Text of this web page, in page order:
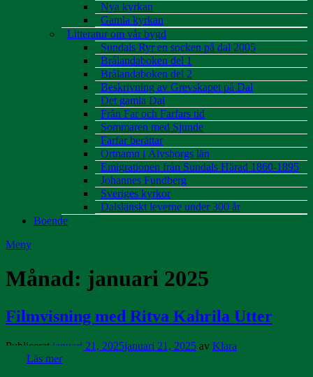
Nya kyrkan
Gamla kyrkan
Litteratur om vår bygd
Sundals Ryr en socken på dal 2005
Brålandaboken del 1
Brålandaboken del 2
Beskrivning av Grevskapet på Dal
Det gamla Dal
Från Far och Farfars tid
Sommaren med Sjunde
Farfar berättar
Ortnamn i Älvsborgs län
Emigrationen från Sundals Härad 1860-1895
Johannes Fundberg
Sveriges kyrkor
Dalslänskt leverne under 300 år
Boende
Meny
Månad: januari 2025
Filmvisning med Ritva Kahrila Utter
Publicerat januari 21, 2025januari 21, 2025 av Klara
Läs mer